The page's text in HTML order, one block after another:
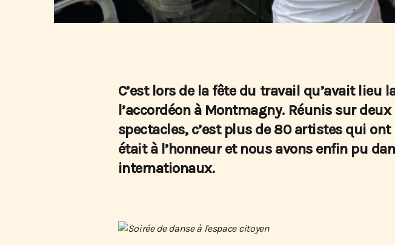
C’est lors de la fête du travail qu’avait lieu
l’accordéon à Montmagny. Réunis sur
spectacles, c’est plus de 80 artistes qui
était à l’honneur et nous avons enfin pu
internationaux.